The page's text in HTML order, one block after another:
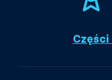
Części